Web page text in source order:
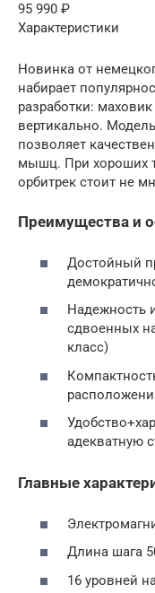
95 990 ₽
Характеристики
Новинка от
набирает
разработки:
вертикально.
позволяет
мышц. При хороших
орбитрек стоит не
Преимущества и
Достойный
Надежность
сдвоенных
класс)
адекватную
Главные
Длина шага
16 уровней